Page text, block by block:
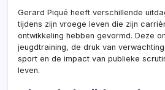
Gerard Piqué heeft verschillende
tijdens zijn vroege leven die zijn
ontwikkeling hebben gevormd. Deze
jeugdtraining, de druk van
sport en de impact van publieke
leven.